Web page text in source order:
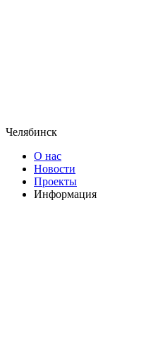
Челябинск
О нас
Новости
Проекты
Информация